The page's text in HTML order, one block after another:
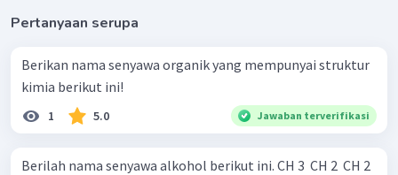
Pertanyaan serupa
Berikan nama senyawa organik yang mempunyai struktur
kimia berikut ini!
1 5.0 Jawaban terverifikasi
Berilah nama senyawa alkohol berikut ini. CH 3 ​ CH 2 ​ CH 2 ​